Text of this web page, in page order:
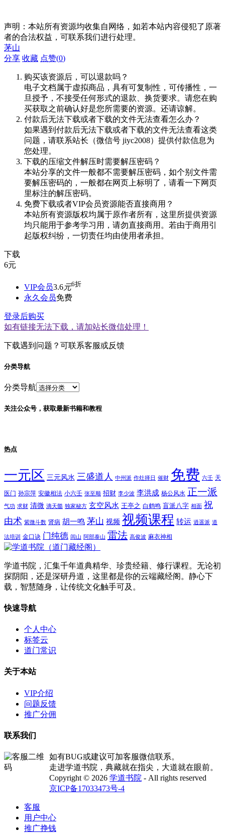
声明：本站所有资源均收集自网络，如若本站内容侵犯了原著
者的合法权益，可联系我们进行处理。
茅山
分享 收藏 点赞(0)
购买该资源后，可以退款吗？
电子文档属于虚拟商品，具有可复制性，可传播性，一
旦授予，不接受任何形式的退款、换货要求。请您在购
买获取之前确认好是您所需要的资源。还请谅解。
付款后无法下载或者下载的文件无法查看怎么办？
如果遇到付款后无法下载或者下载的文件无法查看这类
问题，请联系站长（微信号 jiyc2008）提供付款信息为
您处理。
下载的压缩文件解压时需要解压密码？
本站分享的文件一般都不需要解压密码，如个别文件需
要解压密码的，一般都在网页上标明了，请看一下网页
里标注的解压密码。
免费下载或者VIP会员资源能否直接商用？
本站所有资源版权均属于原作者所有，这里所提供资源
均只能用于参考学习用，请勿直接商用。若由于商用引
起版权纠纷，一切责任均由使用者承担。
下载
6元
VIP会员3.6元6折
永久会员免费
登录后购买
如有链接无法下载，请加站长微信处理！
下载遇到问题？可联系客服或反馈
分类导航
分类导航
关注公众号，获取最新书籍和教程
热点
一元区 三元风水 三盛道人 中州派 作灶择日 催财 免费 六壬 天
医门 孙宗萍 安徽相法 小六壬 张至顺 招财 李少波 李洪成 杨公风水 正一派
气功 求财 清微 滴天髓 独家秘方 玄空风水 王亭之 白鹤鸣 盲派八字 相面 祝
由术 紫微斗数 肾病 胡一鸣 茅山 视频 视频课程 转运 逍遥派 道
法培训 金口诀 门纯德 闾山 阿部泰山 雷法 高俊波 麻衣神相
学道书院，汇集千年道典精华、珍贵经籍、修行课程。无论初
探阴阳，还是深研丹道，这里都是你的云端藏经阁。静心下
载，智慧随身，让传统文化触手可及。
快速导航
个人中心
标签云
道门常识
关于本站
VIP介绍
问题反馈
推广分佣
联系我们
如有BUG或建议可加客服微信联系。
走进学道书院，典藏就在指尖，大道就在眼前。
Copyright © 2026 学道书院 - All rights reserved
京ICP备17033473号-4
客服
用户中心
推广挣钱